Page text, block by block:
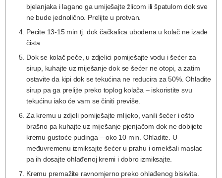
bjelanjaka i lagano ga umiješajte žlicom ili špatulom dok sve
ne bude jednolično. Prelijte u protvan.
Pecite 13-15 min tj. dok čačkalica ubodena u kolač ne izađe
čista.
Dok se kolač peče, u zdjelici pomiješajte vodu i šećer za
sirup, kuhajte uz miješanje dok se šećer ne otopi, a zatim
ostavite da kipi dok se tekućina ne reducira za 50%. Ohladite
sirup pa ga prelijte preko toplog kolača – iskoristite svu
tekućinu iako će vam se činiti previše.
Za kremu u zdjeli pomiješajte mlijeko, vanili šećer i ošto
brašno pa kuhajte uz miješanje pjenjačom dok ne dobijete
kremu gustoće pudinga – oko 10 min. Ohladite. U
međuvremenu izmiksajte šećer u prahu i omekšali maslac
pa ih dosajte ohlađenoj kremi i dobro izmiksajte.
Kremu premažite ravnomjerno preko ohlađenog biskvita.